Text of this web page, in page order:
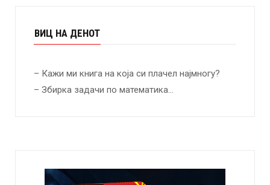
ВИЦ НА ДЕНОТ
– Кажи ми книга на која си плачел најмногу?
– Збирка задачи по математика…